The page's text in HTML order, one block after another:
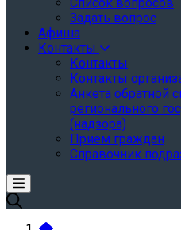
Список вопросов
Задать вопрос
Афиша
Контакты
Контакты
Контакты
Анкета обратной
регионального
(надзора)
Прием граждан
Справочник